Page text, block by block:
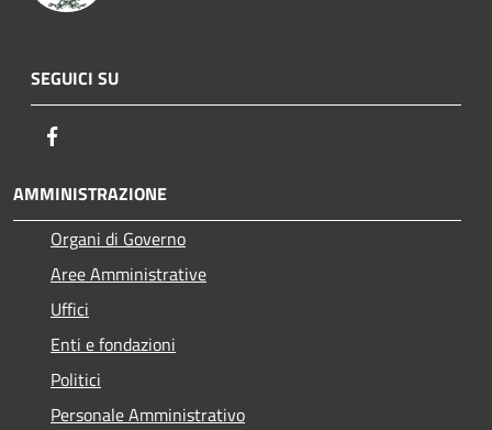
SEGUICI SU
AMMINISTRAZIONE
Organi di Governo
Aree Amministrative
Uffici
Enti e fondazioni
Politici
Personale Amministrativo